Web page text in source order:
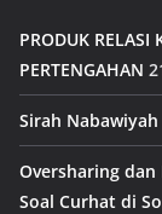
PRODUK RELASI
PERTENGAHAN
Sirah Nabawiyah
Oversharing dan
Soal Curhat di